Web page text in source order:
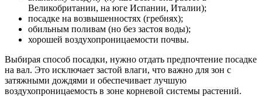
Великобритании, на юге Испании, Италии);
посадке на возвышенностях (гребнях);
обильным поливам (но без застоя воды);
хорошей воздухопроницаемости почвы.
Выбирая способ посадки, нужно отдать предпочтение посадке
на вал. Это исключает застой влаги, что важно для зон с
затяжными дождями и обеспечивает лучшую
воздухопроницаемость в зоне корневой системы растений.